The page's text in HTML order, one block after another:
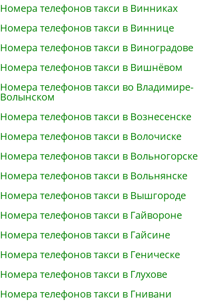
Номера телефонов такси в Винниках
Номера телефонов такси в Виннице
Номера телефонов такси в Виноградове
Номера телефонов такси в Вишнёвом
Номера телефонов такси во Владимире-
Волынском
Номера телефонов такси в Вознесенске
Номера телефонов такси в Волочиске
Номера телефонов такси в Вольногорске
Номера телефонов такси в Вольнянске
Номера телефонов такси в Вышгороде
Номера телефонов такси в Гайвороне
Номера телефонов такси в Гайсине
Номера телефонов такси в Геническе
Номера телефонов такси в Глухове
Номера телефонов такси в Гнивани